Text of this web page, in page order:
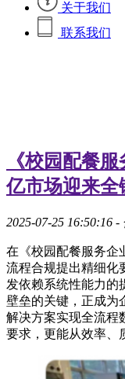
关于我们
联系我们
《校园配餐
亿市场迎来全
2025-07-25 16:50:16 -
在《校园配餐服务企
流程合规提出精细化
发依赖系统性能力的
壁垒的关键，正成为
解决方案实现全流程
要求，更能从效率、